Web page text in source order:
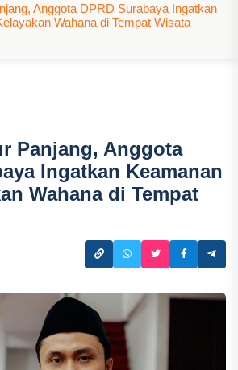
Anggota DPRD Surabaya Ingatkan
Wahana di Tempat Wisata
Panjang, Anggota
Ingatkan Keamanan
Wahana di Tempat